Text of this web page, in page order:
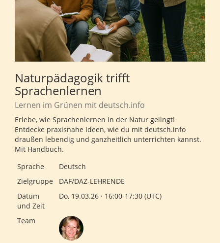
Naturpädagogik trifft
Sprachenlernen
Lernen im Grünen mit deutsch.info
Erlebe, wie Sprachenlernen in der Natur gelingt!
Entdecke praxisnahe Ideen, wie du mit deutsch.info
draußen lebendig und ganzheitlich unterrichten kannst.
Mit Handbuch.
Sprache
Deutsch
Zielgruppe
DAF/DAZ-LEHRENDE
Datum
und Zeit
Do, 19.03.26 · 16:00-17:30 (UTC)
Team